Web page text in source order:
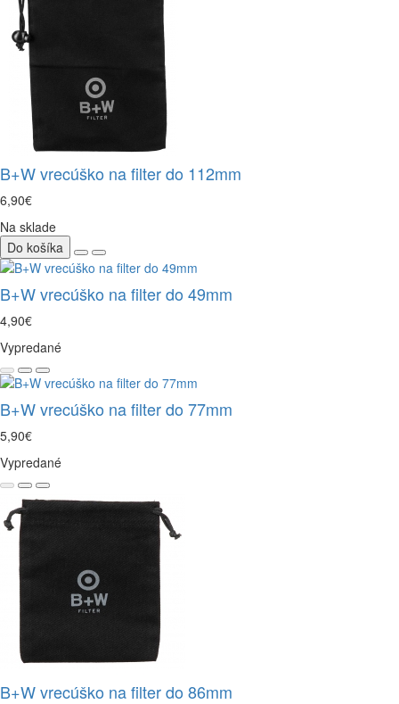
B+W vrecúško na filter do 112mm
6,90€
Na sklade
Do košíka
B+W vrecúško na filter do 49mm
4,90€
Vypredané
B+W vrecúško na filter do 77mm
5,90€
Vypredané
B+W vrecúško na filter do 86mm